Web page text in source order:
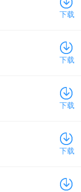
下载
下载
下载
下载